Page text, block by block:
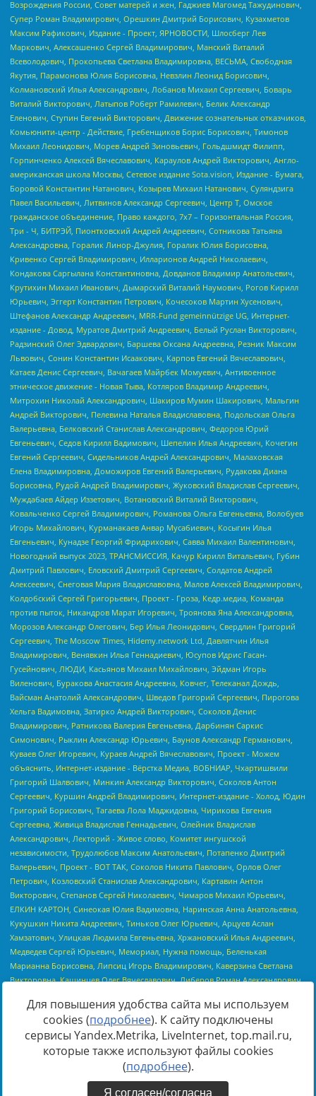
Источник:https://minjust.gov.ru/uploaded/files/reestr-
inostrannyih-agentov-22-03-2024.pdfданные на22.03.2024
Для повышения удобства сайта мы используем
cookies (подробнее). К сайту подключены
сервисы Yandex.Metrika, LiveInternet, top.mail.ru,
которые также используют файлы cookies
(подробнее).
Я согласен/согласна